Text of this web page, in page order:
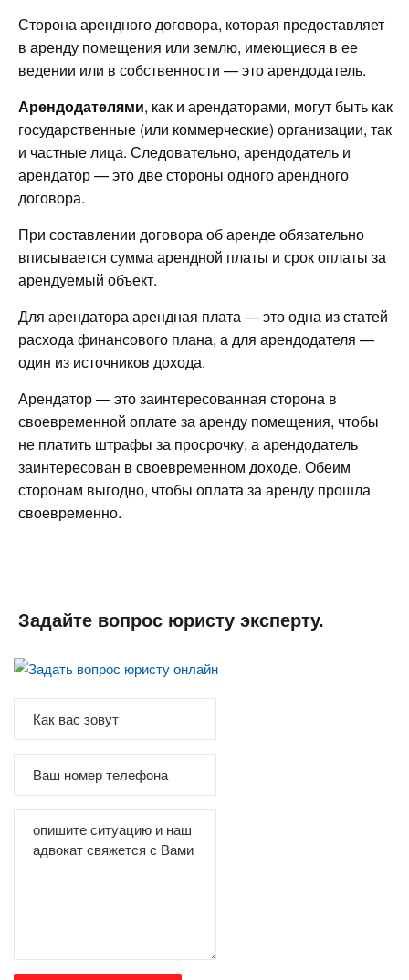
Сторона арендного договора, которая предоставляет
в аренду помещения или землю, имеющиеся в ее
ведении или в собственности — это арендодатель.
Арендодателями, как и арендаторами, могут быть как
государственные (или коммерческие) организации, так
и частные лица. Следовательно, арендодатель и
арендатор — это две стороны одного арендного
договора.
При составлении договора об аренде обязательно
вписывается сумма арендной платы и срок оплаты за
арендуемый объект.
Для арендатора арендная плата — это одна из статей
расхода финансового плана, а для арендодателя —
один из источников дохода.
Арендатор — это заинтересованная сторона в
своевременной оплате за аренду помещения, чтобы
не платить штрафы за просрочку, а арендодатель
заинтересован в своевременном доходе. Обеим
сторонам выгодно, чтобы оплата за аренду прошла
своевременно.
Задайте вопрос юристу эксперту.